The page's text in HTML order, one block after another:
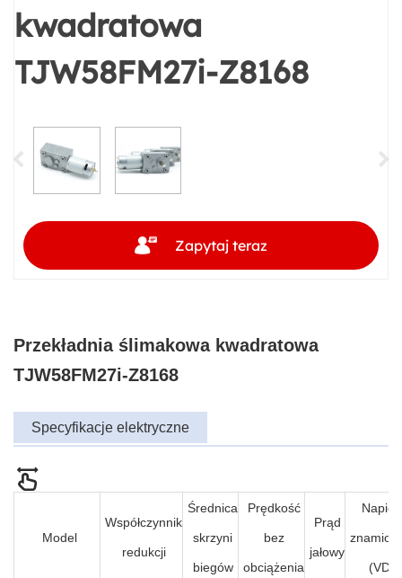
kwadratowa
TJW58FM27i-Z8168
Zapytaj teraz
Przekładnia ślimakowa kwadratowa
TJW58FM27i-Z8168
Specyfikacje elektryczne
Model
Współczynnik
redukcji
Średnica
skrzyni
biegów
Prędkość
bez
obciążenia
Prąd
jałowy